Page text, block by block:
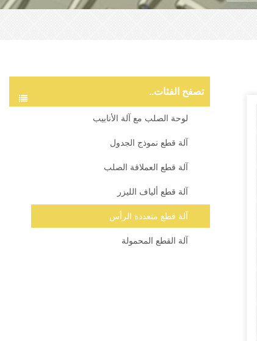
تصفح الفئات..
لوحة الصلب مع آلة الأنابيب
آلة قطع نموذج الجدول
آلة قطع العملاقة الصلب
آلة قطع ألياف الليزر
آلة قطع متعددة الرأس
آلة القطع المحمولة